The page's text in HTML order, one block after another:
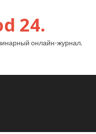
24.
онлайн-журнал.